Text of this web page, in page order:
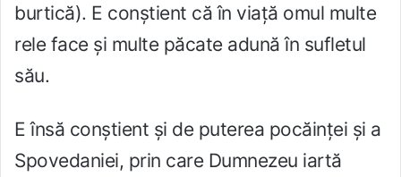
burtică). E conștient că în viață omul multe
rele face și multe păcate adună în sufletul
său.
E însă conștient și de puterea pocăinței și a
Spovedaniei, prin care Dumnezeu iartă